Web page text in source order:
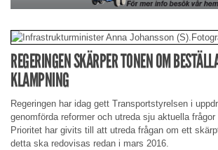
REGERINGEN SKÄRPER TONEN OM
KLAMPNING
Regeringen har idag gett Transportstyrelsen i
genomförda reformer och utreda sju aktuella
Prioritet har givits till att utreda frågan om ett
detta ska redovisas redan i mars 2016.